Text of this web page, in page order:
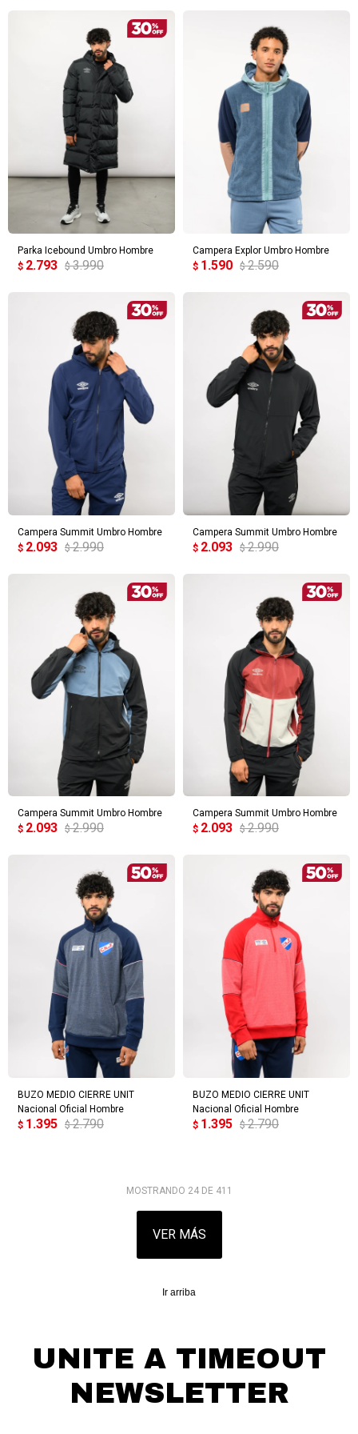
Parka Icebound Umbro Hombre
$ 2.793 $ 3.990
Campera Explor Umbro Hombre
$ 1.590 $ 2.590
Campera Summit Umbro Hombre
$ 2.093 $ 2.990
Campera Summit Umbro Hombre
$ 2.093 $ 2.990
Campera Summit Umbro Hombre
$ 2.093 $ 2.990
Campera Summit Umbro Hombre
$ 2.093 $ 2.990
BUZO MEDIO CIERRE UNIT
Nacional Oficial Hombre
$ 1.395 $ 2.790
BUZO MEDIO CIERRE UNIT
Nacional Oficial Hombre
$ 1.395 $ 2.790
MOSTRANDO 24DE 411
VER MÁS
Ir arriba
UNITE A TIMEOUT
NEWSLETTER